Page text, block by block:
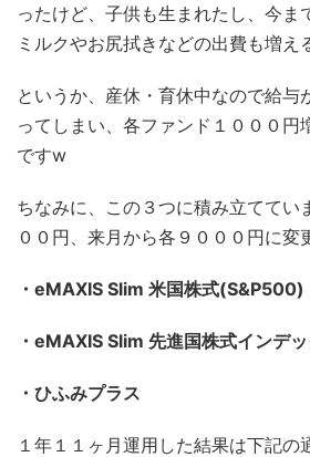
ったけど、子供も生まれたし、今ま
ミルクやお尻拭きなどの出費も増え
というか、産休・育休中なので給与
ってしまい、各ファンド１０００円
ですw
ちなみに、この３つに積み立ててい
００円、来月から各９０００円に変
・eMAXIS Slim 米国株式(S&P500)
・eMAXIS Slim 先進国株式インデ
・ひふみプラス
１年１１ヶ月運用した結果は下記の